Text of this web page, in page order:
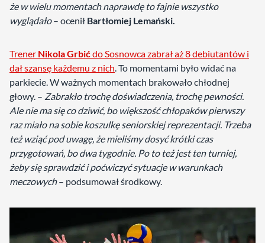
że w wielu momentach naprawdę to fajnie wszystko
wyglądało– ocenił Bartłomiej Lemański.
Trener Nikola Grbićdo Sosnowca zabrał aż 8 debiutantów i
dał szansę każdemu z nich. To momentami było widać na
parkiecie. W ważnych momentach brakowało chłodnej
głowy. – Zabrakło trochę doświadczenia, trochę pewności.
Ale nie ma się co dziwić, bo większość chłopaków pierwszy
raz miało na sobie koszulkę seniorskiej reprezentacji. Trzeba
też wziąć pod uwagę, że mieliśmy dosyć krótki czas
przygotowań, bo dwa tygodnie. Po to też jest ten turniej,
żeby się sprawdzić i poćwiczyć sytuacje w warunkach
meczowych– podsumował środkowy.